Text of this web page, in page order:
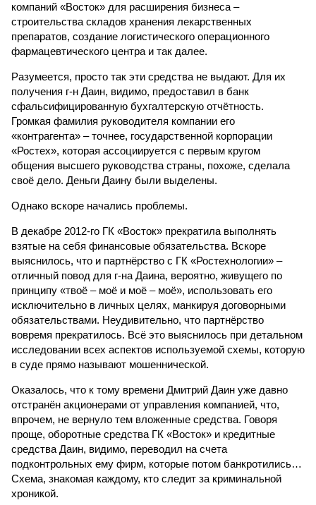
компаний «Восток» для расширения бизнеса –
строительства складов хранения лекарственных
препаратов, создание логистического операционного
фармацевтического центра и так далее.
Разумеется, просто так эти средства не выдают. Для их
получения г-н Даин, видимо, предоставил в банк
сфальсифицированную бухгалтерскую отчётность.
Громкая фамилия руководителя компании его
«контрагента» – точнее, государственной корпорации
«Ростех», которая ассоциируется с первым кругом
общения высшего руководства страны, похоже, сделала
своё дело. Деньги Даину были выделены.
Однако вскоре начались проблемы.
В декабре 2012-го ГК «Восток» прекратила выполнять
взятые на себя финансовые обязательства. Вскоре
выяснилось, что и парт­нёрство с ГК «Ростехнологии» –
отличный повод для г-на Даина, вероятно, живущего по
принципу «твоё – моё и моё – моё», использовать его
исключительно в личных целях, манкируя договорными
обязательствами. Неудивительно, что партнёрство
вовремя прекратилось. Всё это выяснилось при детальном
исследовании всех аспектов используемой схемы, которую
в суде прямо называют мошеннической.
Оказалось, что к тому времени Дмитрий Даин уже давно
отстранён акционерами от управления компанией, что,
впрочем, не вернуло тем вложенные средства. Говоря
проще, оборотные средства ГК «Восток» и кредитные
средства Даин, видимо, переводил на счета
подконтрольных ему фирм, которые потом банкротились…
Схема, знакомая каждому, кто следит за криминальной
хроникой.